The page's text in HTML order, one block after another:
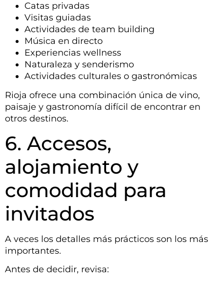
Catas privadas
Visitas guiadas
Actividades de team building
Música en directo
Experiencias wellness
Naturaleza y senderismo
Actividades culturales o gastronómicas
Rioja ofrece una combinación única de vino,
paisaje y gastronomía difícil de encontrar en
otros destinos.
6. Accesos,
alojamiento y
comodidad para
invitados
A veces los detalles más prácticos son los más
importantes.
Antes de decidir, revisa: